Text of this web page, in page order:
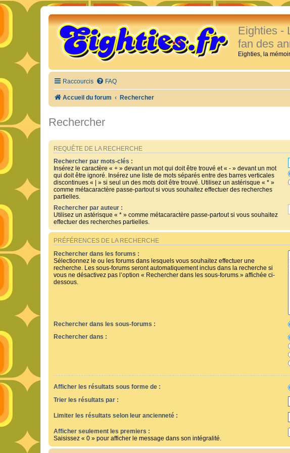
Eighties -
fan des
Eighties, la
Raccourcis FAQ
Accueil du forum Rechercher
Rechercher
REQUÊTE DE LA RECHERCHE
Rechercher par mots-clés :
Insérez le caractère « + » devant un mot qui doit être trouvé et « - » devant un mot
qui doit être ignoré. Insérez une liste de mots séparés entre des barres verticales
discontinues « | » si seul un des mots doit être trouvé. Utilisez un astérisque « * »
comme métacaractère passe-partout si vous souhaitez effectuer des recherches
partielles.
Rechercher par auteur :
Utilisez un astérisque « * » comme métacaractère passe-partout si vous souhaitez
effectuer des recherches partielles.
PRÉFÉRENCES DE LA RECHERCHE
Rechercher dans les forums :
Sélectionnez le ou les forums dans lesquels vous souhaitez effectuer une
recherche. Les sous-forums seront automatiquement inclus dans la recherche si
vous ne désactivez pas l’option « Rechercher dans les sous-forums » affichée ci-
dessous.
Rechercher dans les sous-forums :
Rechercher dans :
Afficher les résultats sous forme de :
Trier les résultats par :
Limiter les résultats selon leur ancienneté :
Afficher seulement les premiers :
Saisissez « 0 » pour afficher le message dans son intégralité.